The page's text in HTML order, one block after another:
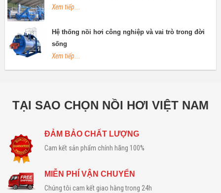
Xem tiếp...
Hệ thống nồi hơi công nghiệp và vai trò trong đời
sống
Xem tiếp...
TẠI SAO CHỌN NỒI HƠI VIỆT NAM
ĐẢM BẢO CHẤT LƯỢNG
Cam kết sản phẩm chính hãng 100%
MIỄN PHÍ VẬN CHUYỂN
Chúng tôi cam kết giao hàng trong 24h